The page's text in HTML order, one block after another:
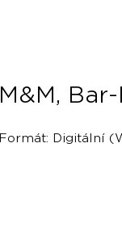
M&M,
Formát: Digitální